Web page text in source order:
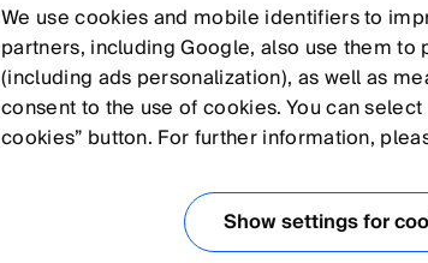
[0-9] A B C D E F G H I J K L M
AUSGABERATE
Zeitintervall, mit dem das Signal am
Ausgaberate ist konstant und unabhängig
We use cookies and mobile identifiers to
partners, including Google, also use them
(including ads personalization), as well as
consent to the use of cookies. You can
cookies” button. For further information,
Show settings for